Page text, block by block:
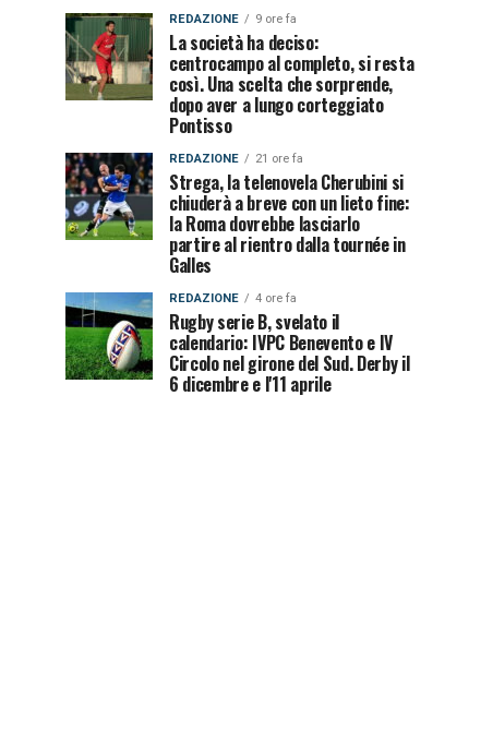
REDAZIONE 9 ore fa
La società ha deciso:
centrocampo al completo, si resta
così. Una scelta che sorprende,
dopo aver a lungo corteggiato
Pontisso
REDAZIONE 21 ore fa
Strega, la telenovela Cherubini si
chiuderà a breve con un lieto fine:
la Roma dovrebbe lasciarlo
partire al rientro dalla tournée in
Galles
REDAZIONE 4 ore fa
Rugby serie B, svelato il
calendario: IVPC Benevento e IV
Circolo nel girone del Sud. Derby il
6 dicembre e l'11 aprile